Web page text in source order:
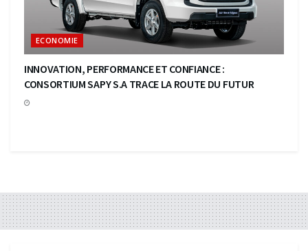
ECONOMIE
INNOVATION, PERFORMANCE ET CONFIANCE :
CONSORTIUM SAPY S.A TRACE LA ROUTE DU FUTUR